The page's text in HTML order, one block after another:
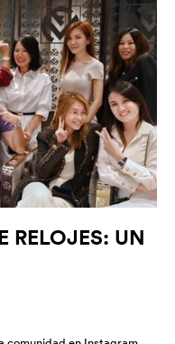
RELOJES: UN